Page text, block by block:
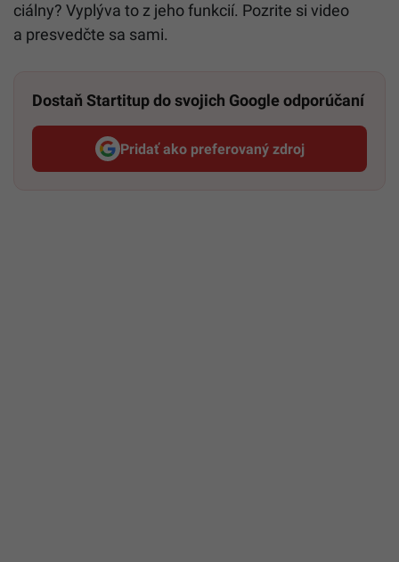
ciál­ny? Vy­plý­va to z je­ho fun­kcií. Pozrite si video
a presvedčte sa sami.
Dostaň Startitup do svojich Google odporúčaní
Pridať ako preferovaný zdroj
Startitup, odkaz sa otvorí v